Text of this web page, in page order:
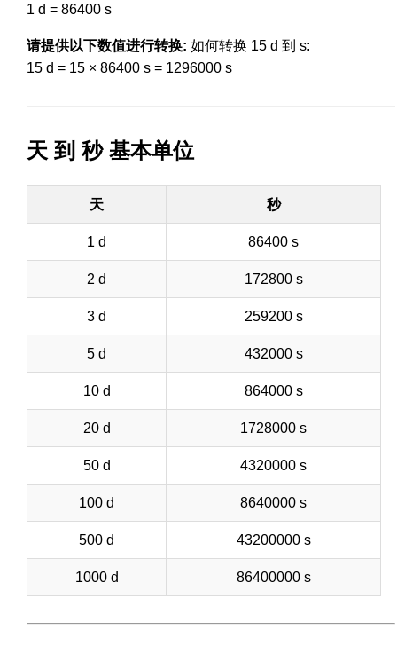
1 d = 86400 s
请提供以下数值进行转换: 如何转换 15 d 到 s:
15 d = 15 × 86400 s = 1296000 s
天 到 秒 基本单位
天 秒
1 d 86400 s
2 d 172800 s
3 d 259200 s
5 d 432000 s
10 d 864000 s
20 d 1728000 s
50 d 4320000 s
100 d 8640000 s
500 d 43200000 s
1000 d 86400000 s